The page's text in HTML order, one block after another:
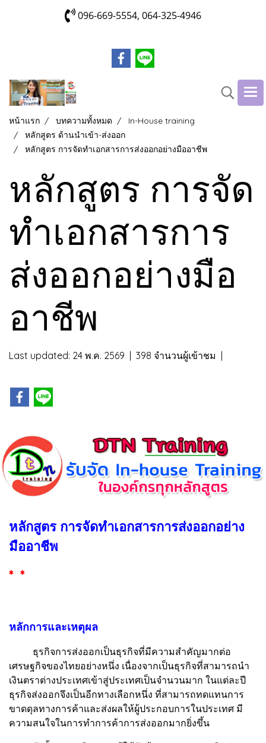
096-669-5554, 064-325-4946
หน้าแรก บทความทั้งหมด
In-House training
หลักสูตร ด้านนำเข้า-ส่งออก
หลักสูตร การจัดทำเอกสารการส่งออกอย่างมืออาชีพ
หลักสูตร การจัด
ทำเอกสารการ
ส่งออกอย่างมือ
อาชีพ
Last updated: 24 พ.ค. 2569 398 จำนวนผู้เข้าชม
หลักสูตร การจัดทำเอกสารการส่งออกอย่าง
มืออาชีพ
* *
หลักการและเหตุผล
ธุรกิจการส่งออกเป็นธุรกิจที่มีความสำคัญมากต่อ
เศรษฐกิจของไทยอย่างหนึ่ง เนื่องจากเป็นธุรกิจที่สามารถนำ
เงินตราต่างประเทศเข้าสู่ประเทศเป็นจำนวนมาก ในแต่ละปี
ธุรกิจส่งออกจึงเป็นอีกทางเลือกหนึ่ง ที่สามารถทดแทนการ
ขาดดุลทางการค้าและส่งผลให้ผู้ประกอบการในประเทศ มี
ความสนใจในการทำการค้าการส่งออกมากยิ่งขึ้น